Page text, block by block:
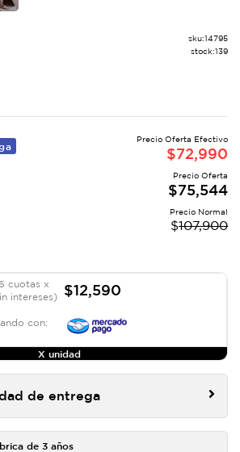
sku:14795
stock:139
Precio Oferta Efectivo
$72,990
Precio Oferta
$75,544
Precio Normal
$107,900
cuotas x
intereses)
$12,590
con:
X unidad
de entrega
de 3 años